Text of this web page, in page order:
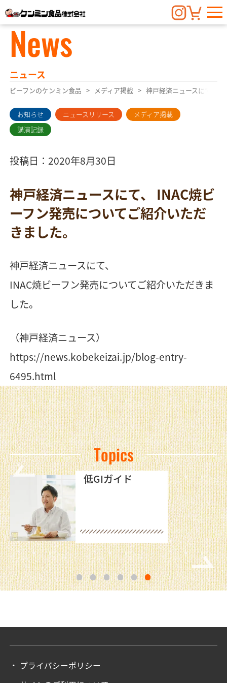
News
ニュース
ビーフンのケンミン食品 メディア掲載 神戸経済ニュースにて、
お知らせ ニュースリリース
メディア掲載
講演記録
投稿日：2020年8月30日
神戸経済ニュースにて、 INAC焼ビ
ーフン発売についてご紹介いただ
きました。
神戸経済ニュースにて、
INAC焼ビーフン発売についてご紹介いただきま
した。
（神戸経済ニュース）
https://news.kobekeizai.jp/blog-entry-
6495.html
Topics
低GIガイド
1 2 3 4 5 6
プライバシーポリシー